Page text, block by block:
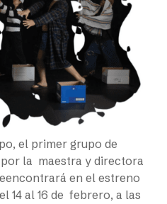
el primer grupo de
la maestra y directora
en el estreno
14 al 16 de febrero, a las